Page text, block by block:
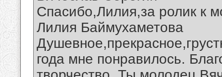
Спасибо,Лилия,за ролик к
Лилия Баймухаметова
года мне понравилось.